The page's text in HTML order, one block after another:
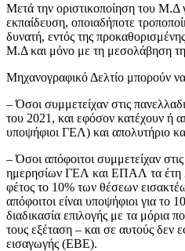
Μετά την οριστικοποίηση του Μ.Δ
εκπαίδευση, οποιαδήποτε
δυνατή, εντός της
Μ.Δ και μόνο με τη μεσολάβηση
Μηχανογραφικό Δελτίο μπορούν
– Όσοι συμμετείχαν στις
του 2021, και εφόσον κατέχουν ή
υποψήφιοι ΓΕΛ) και απολυτήριο
– Όσοι απόφοιτοι συμμετείχαν
ημερησίων ΓΕΛ και ΕΠΑΛ τα έτη
φέτος το 10% των θέσεων
απόφοιτοι είναι υποψήφιοι για το
διαδικασία επιλογής με τα μόρια
τους εξέταση – και σε αυτούς δεν
εισαγωγής (ΕΒΕ).